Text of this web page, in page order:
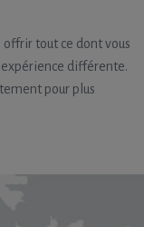
tout ce dont vous
expérience différente.
pour plus